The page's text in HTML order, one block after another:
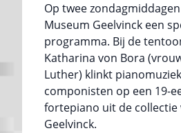
Op twee
Museum Geelvinck een
programma. Bij de
Katharina von Bora
Luther) klinkt
componisten op een 19-
fortepiano uit de collectie
Geelvinck.